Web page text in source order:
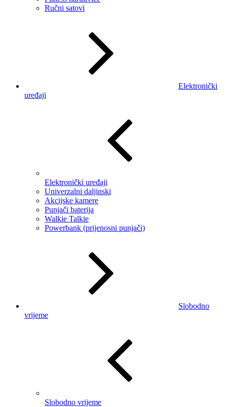
Ručni satovi
Elektronički
uređaji
Elektronički uređaji
Univerzalni daljinski
Akcijske kamere
Punjači baterija
Walkie Talkie
Powerbank (prijenosni punjači)
Slobodno
vrijeme
Slobodno vrijeme